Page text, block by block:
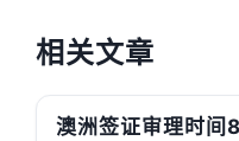
相关文章
澳洲签证审理时间